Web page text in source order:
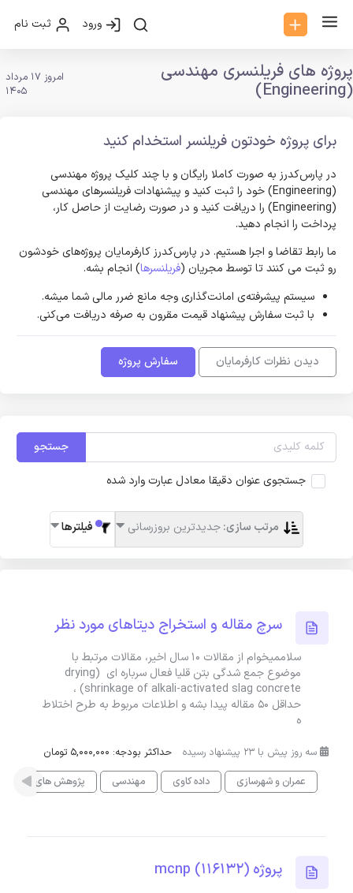
ورود ثبت نام
پروژه های فریلنسری مهندسی
(Engineering)
امروز 17 مرداد
1405
برای پروژه خودتون فریلنسر استخدام کنید
در پارس‌کدرز به صورت کاملا رایگان و با چند کلیک پروژه مهندسی
(Engineering) خود را ثبت کنید و پیشنهادات فریلنسر‌های مهندسی
(Engineering) را دریافت کنید و در صورت رضایت از حاصل کار،
پرداخت را انجام دهید.
ما رابط تقاضا و اجرا هستیم. در پارس‌کدرز کارفرمایان پروژه‌های خودشون
رو ثبت می کنند تا توسط مجریان (فریلنسرها) انجام بشه.
سیستم پیشرفته‌ی امانت‌گذاری وجه مانع ضرر مالی شما میشه.
با ثبت سفارش پیشنهاد قیمت مقرون به صرفه دریافت می‌کنی.
دیدن نظرات کارفرمایان سفارش پروژه
جستجو
جستجوی عنوان دقیقا معادل عبارت وارد شده
مرتب سازی:جدیدترین بروزرسانی فیلترها
سرچ مقاله و استخراج دیتاهای مورد نظر
سلاممیخوام از مقالات 10 سال اخیر، مقالات مرتبط با
موضوع جمع شدگی بتن قلیا فعال سرباره ای (drying
shrinkage of alkali-activated slag concrete) ،
حداقل 50 مقاله پیدا بشه و اطلاعات مربوط به طرح اختلاط
ه
سه روز پیش با 23 پیشنهاد رسیده
حداکثر بودجه: 5,000,000 تومان
عمران و شهرسازی
داده کاوی مهندسی پژوهش های علمی
پروژه (116132) mcnp